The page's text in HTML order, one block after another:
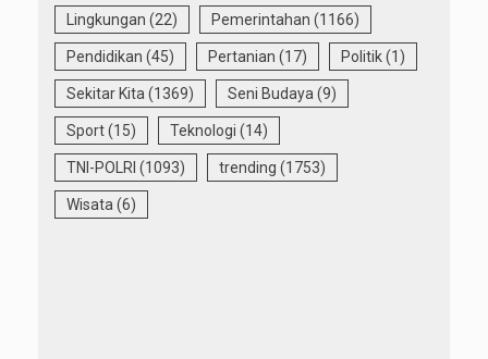
Lingkungan (22) Pemerintahan (1166)
Pendidikan (45) Pertanian (17) Politik(1)
Sekitar Kita (1369) Seni Budaya (9)
Sport(15) Teknologi (14)
TNI-POLRI (1093) trending (1753)
Wisata (6)